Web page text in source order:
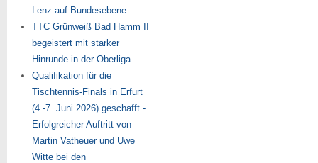
Lenz auf Bundesebene
TTC Grünweiß Bad Hamm II
begeistert mit starker
Hinrunde in der Oberliga
Qualifikation für die
Tischtennis-Finals in Erfurt
(4.-7. Juni 2026) geschafft -
Erfolgreicher Auftritt von
Martin Vatheuer und Uwe
Witte bei den